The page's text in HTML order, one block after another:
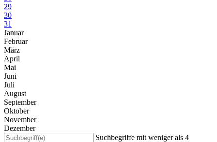
29
30
31
Januar
Februar
März
April
Mai
Juni
Juli
August
September
Oktober
November
Dezember
Suchbegriffe mit weniger als 4